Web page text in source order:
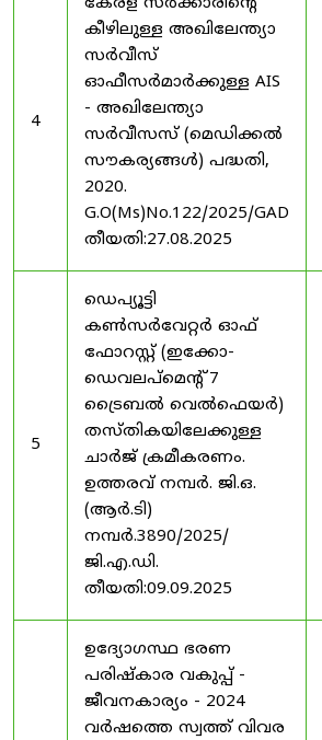
4
കീഴിലുള്ള അഖിലേന്ത്യാ
സർവീസ്
ഓഫീസർമാർക്കുള്ള AIS
- അഖിലേന്ത്യാ
സർവീസസ് (മെഡിക്കൽ
സൗകര്യങ്ങൾ) പദ്ധതി,
2020.
G.O(Ms)No.122/2025/GAD
തീയതി:27.08.2025
5
ഡെപ്യൂട്ടി
കൺസർവേറ്റർ ഓഫ്
ഫോറസ്റ്റ് (ഇക്കോ-
ഡെവലപ്മെന്റ് 7
ട്രൈബൽ വെൽഫെയർ)
തസ്തികയിലേക്കുള്ള
ചാർജ് ക്രമീകരണം.
ഉത്തരവ് നമ്പർ. ജി.ഒ.
(ആർ.ടി)
നമ്പർ.3890/2025/
ജി.എ.ഡി.
തീയതി:09.09.2025
ഉദ്യോഗസ്ഥ ഭരണ
പരിഷ്കാര വകുപ്പ് -
ജീവനകാര്യം - 2024
വർഷത്തെ സ്വത്ത് വിവര